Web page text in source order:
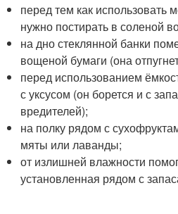
перед тем как использовать
нужно постирать в соленой
на дно стеклянной банки
вощеной бумаги (она
перед использованием
с уксусом (он борется и с
вредителей);
на полку рядом с
мяты или лаванды;
от излишней влажности
установленная рядом с